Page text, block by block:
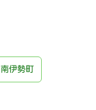
南伊勢町